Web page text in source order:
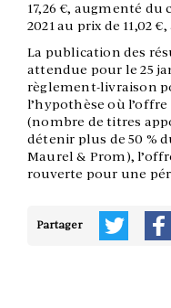
17,26 €, augmenté
2021 au prix de 11,02
La publication des
attendue pour le 25
règlement-livraison
l’hypothèse où
(nombre de titres
détenir plus de 50 %
Maurel & Prom),
rouverte pour une
Partager